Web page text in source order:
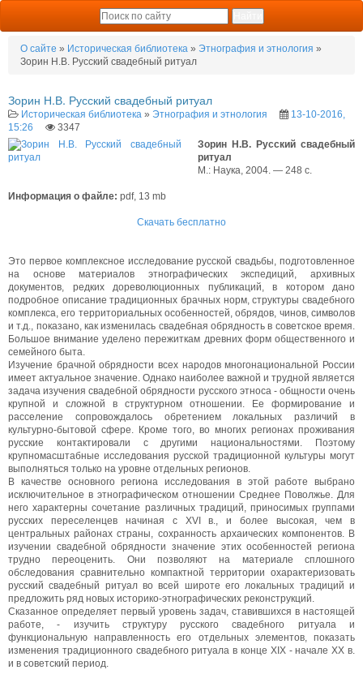
О сайте » Историческая библиотека » Этнография и этнология »
Зорин Н.В. Русский свадебный ритуал
Зорин Н.В. Русский свадебный ритуал
Историческая библиотека » Этнография и этнология
13-10-2016,
15:26
3347
Зорин Н.В. Русский свадебный
ритуал
М.: Наука, 2004. — 248 с.
Информация о файле: pdf, 13 mb
Скачать бесплатно
Это первое комплексное исследование русской свадьбы, подготовленное
на основе материалов этнографических экспедиций, архивных
документов, редких дореволюционных публикаций, в котором дано
подробное описание традиционных брачных норм, структуры свадебного
комплекса, его территориальных особенностей, обрядов, чинов, символов
и т.д., показано, как изменилась свадебная обрядность в советское время.
Большое внимание уделено пережиткам древних форм общественного и
семейного быта.
Изучение брачной обрядности всех народов многонациональной России
имеет актуальное значение. Однако наиболее важной и трудной является
задача изучения свадебной обрядности русского этноса - общности очень
крупной и сложной в структурном отношении. Ее формирование и
расселение сопровождалось обретением локальных различий в
культурно-бытовой сфере. Кроме того, во многих регионах проживания
русские контактировали с другими национальностями. Поэтому
крупномасштабные исследования русской традиционной культуры могут
выполняться только на уровне отдельных регионов.
В качестве основного региона исследования в этой работе выбрано
исключительное в этнографическом отношении Среднее Поволжье. Для
него характерны сочетание различных традиций, приносимых группами
русских переселенцев начиная с XVI в., и более высокая, чем в
центральных районах страны, сохранность архаических компонентов. В
изучении свадебной обрядности значение этих особенностей региона
трудно переоценить. Они позволяют на материале сплошного
обследования сравнительно компактной территории охарактеризовать
русский свадебный ритуал во всей широте его локальных традиций и
предложить ряд новых историко-этнографических реконструкций.
Сказанное определяет первый уровень задач, ставившихся в настоящей
работе, - изучить структуру русского свадебного ритуала и
функциональную направленность его отдельных элементов, показать
изменения традиционного свадебного ритуала в конце XIX - начале XX в.
и в советский период.